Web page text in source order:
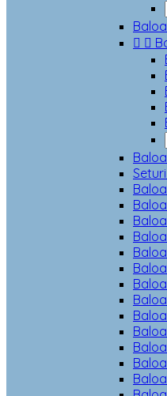
 